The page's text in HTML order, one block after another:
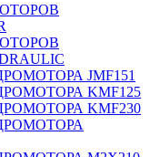
JMF151
KMF125
KMF230